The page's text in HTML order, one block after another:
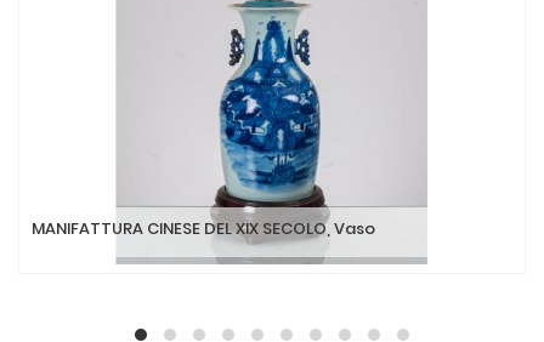
MANIFATTURA CINESE DEL XIX SECOLO, Vaso